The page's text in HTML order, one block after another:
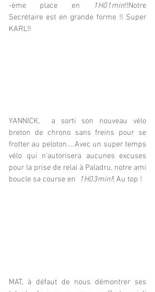
-ème place en
1H01min!!Notre
Secrétaire est en grande forme !! Super
KARL!!
YANNICK,  a sorti son nouveau vélo
breton de chrono sans freins pour se
frotter au peloton....Avec un super temps
vélo qui n’autorisera aucunes excuses
pour la prise de relai à Paladru, notre ami
boucle sa course en
1H03min!! Au top !
MAT, à défaut de nous démontrer ses